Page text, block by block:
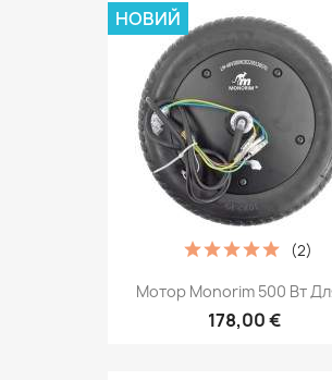
Мотор Monorim 500 Вт
178,00 €
(2)
НОВИЙ